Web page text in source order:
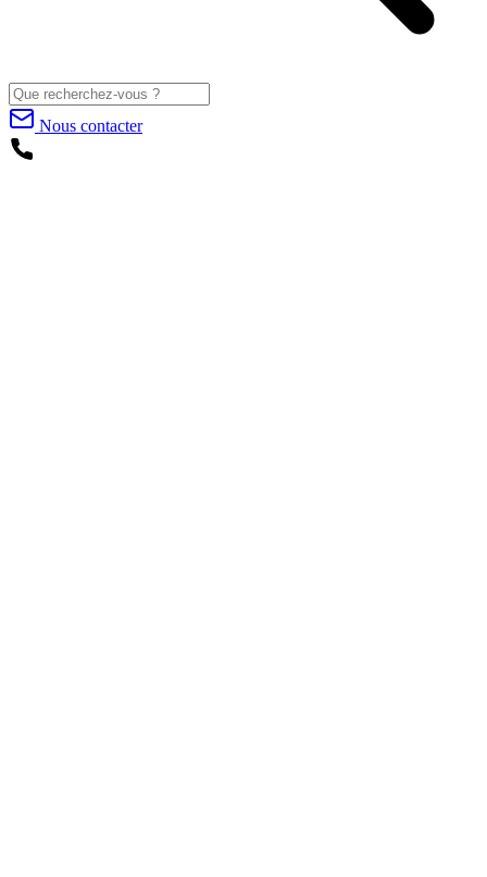
Nous contacter